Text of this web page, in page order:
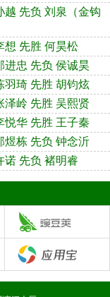
越 先负 刘泉（金钩
想 先胜 何昊松
进忠 先负 侯诚昊
羽琦 先胜 胡钧炫
泽岭 先胜 吴熙贤
悦华 先胜 王子秦
煜栋 先负 钟念沂
诺 先负 褚明睿